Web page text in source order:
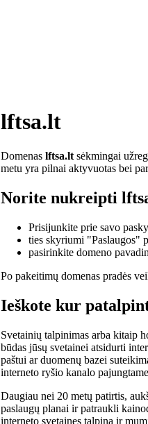
lftsa.lt
Domenas lftsa.lt sėkmingai
metu yra pilnai aktyvuotas bei
Norite nukreipti
Prisijunkite prie savo
ties skyriumi "Paslaugos"
pasirinkite domeno
Po pakeitimų domenas pradės
Ieškote kur
Svetainių talpinimas arba kitaip
būdas jūsų svetainei atsidurti
paštui ar duomenų bazei
interneto ryšio kanalo
Daugiau nei 20 metų patirtis,
paslaugų planai ir patraukli
interneto svetaines talpina ir